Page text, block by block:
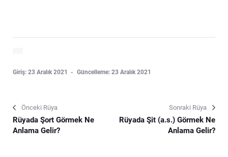
Giriş: 23 Aralık 2021 Güncelleme: 23 Aralık 2021
Önceki Rüya
Rüyada Şort Görmek Ne
Anlama Gelir?
Sonraki Rüya
Rüyada Şit (a.s.) Görmek Ne
Anlama Gelir?